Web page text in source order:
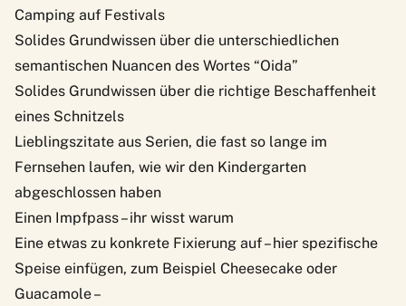
Camping auf Festivals
Solides Grundwissen über die unterschiedlichen
semantischen Nuancen des Wortes “Oida”
Solides Grundwissen über die richtige Beschaffenheit
eines Schnitzels
Lieblingszitate aus Serien, die fast so lange im
Fernsehen laufen, wie wir den Kindergarten
abgeschlossen haben
Einen Impfpass – ihr wisst warum
Eine etwas zu konkrete Fixierung auf – hier spezifische
Speise einfügen, zum Beispiel Cheesecake oder
Guacamole –